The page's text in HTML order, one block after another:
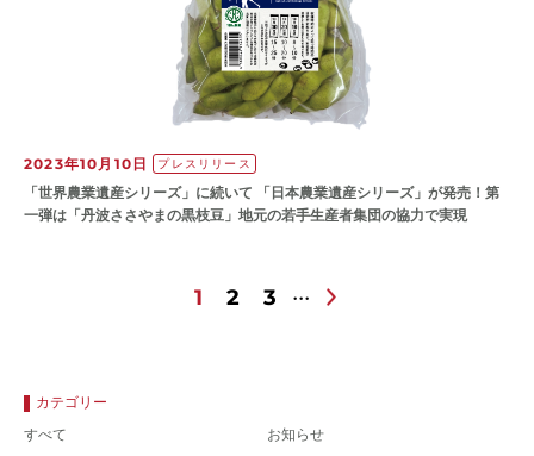
2023年10月10日 プレスリリース
「世界農業遺産シリーズ」に続いて 「日本農業遺産シリーズ」が発売！第
一弾は「丹波ささやまの黒枝豆」地元の若手生産者集団の協力で実現
1 2 3
カテゴリー
すべて
お知らせ